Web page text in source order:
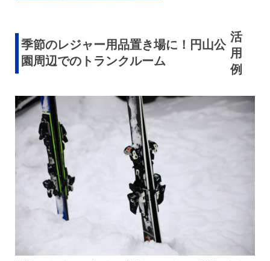
季節のレジャー用品置き場に！円山公
園周辺でのトランクルーム
活
用
例